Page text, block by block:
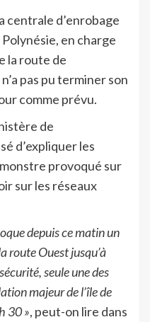
centrale d’enrobage
en charge
la route de
pas pu terminer son
comme prévu.
de
d’expliquer les
provoqué sur
sur les réseaux
depuis ce matin un
route Ouest jusqu’à
seule une des
majeur de l’île de
30 », peut-on lire dans